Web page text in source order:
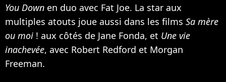
You Down en duo avec Fat Joe. La star aux
multiples atouts joue aussi dans les films Sa mère
ou moi ! aux côtés de Jane Fonda, et Une vie
inachevée, avec Robert Redford et Morgan
Freeman.